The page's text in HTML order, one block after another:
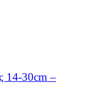
14-30cm –